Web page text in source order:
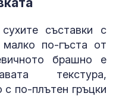
съставки с
по-гъста от
брашно е
текстура,
по-плътен гръцки